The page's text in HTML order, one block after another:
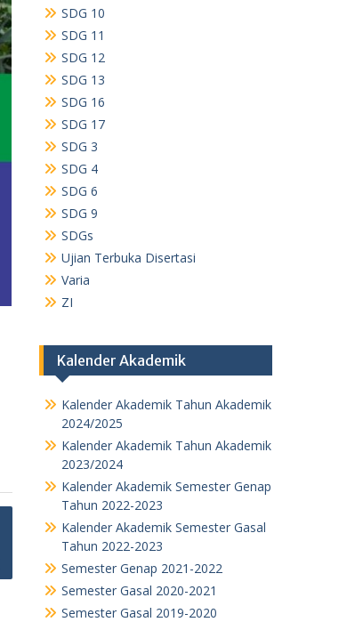
SDG 10
SDG 11
SDG 12
SDG 13
SDG 16
SDG 17
SDG 3
SDG 4
SDG 6
SDG 9
SDGs
Ujian Terbuka Disertasi
Varia
ZI
Kalender Akademik
Kalender Akademik Tahun Akademik
2024/2025
Kalender Akademik Tahun Akademik
2023/2024
Kalender Akademik Semester Genap
Tahun 2022-2023
Kalender Akademik Semester Gasal
Tahun 2022-2023
Semester Genap 2021-2022
Semester Gasal 2020-2021
Semester Gasal 2019-2020